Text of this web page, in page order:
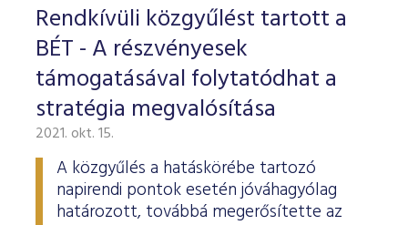
Rendkívüli közgyűlést tartott a
BÉT - A részvényesek
támogatásával folytatódhat a
stratégia megvalósítása
2021. okt. 15.
A közgyűlés a hatáskörébe tartozó
napirendi pontok esetén jóváhagyólag
határozott, továbbá megerősítette az